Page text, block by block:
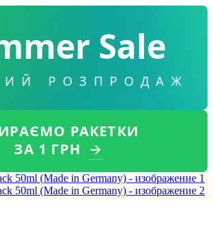
Sale
РОЗПРОДАЖ
РАКЕТКИ
ЗА 1 ГРН →